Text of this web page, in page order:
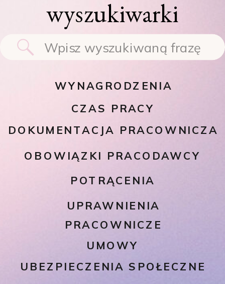
wyszukiwarki
Search
for:
CZAS PRACY
DOKUMENTACJA PRACOWNICZA
OBOWIĄZKI PRACODAWCY
POTRĄCENIA
UMOWY
UBEZPIECZENIA SPOŁECZNE
UPRAWNIENIA
PRACOWNICZE
WYNAGRODZENIA